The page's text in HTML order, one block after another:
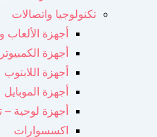
تكنولوجيا واتصالات
أجهزة
أجهزة
أجهزة اللابتوب
أجهزة الموبايل
أجهزة لوحية –
اكسسوارات